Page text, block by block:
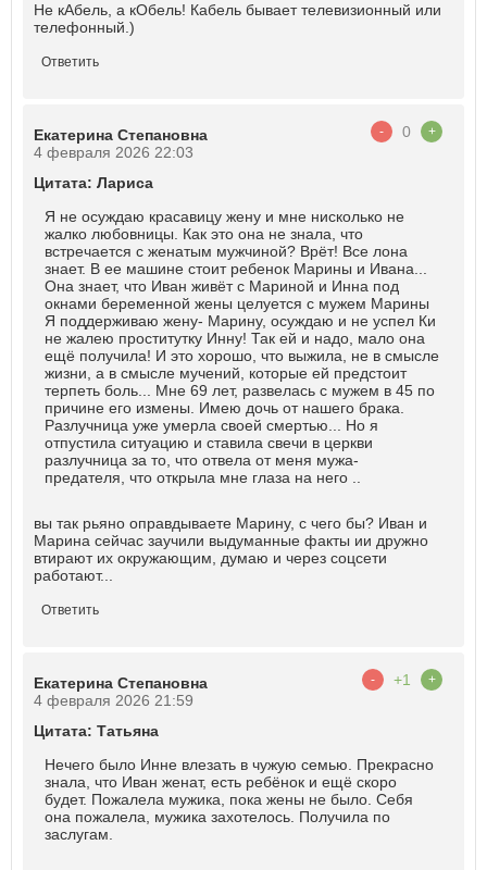
Не кАбель, а кОбель! Кабель бывает телевизионный или
телефонный.)
Ответить
Екатерина Степановна
4 февраля 2026 22:03
- 0 +
Цитата: Лариса
Я не осуждаю красавицу жену и мне нисколько не
жалко любовницы. Как это она не знала, что
встречается с женатым мужчиной? Врёт! Все лона
знает. В ее машине стоит ребенок Марины и Ивана...
Она знает, что Иван живёт с Мариной и Инна под
окнами беременной жены целуется с мужем Марины
Я поддерживаю жену- Марину, осуждаю и не успел Ки
не жалею проститутку Инну! Так ей и надо, мало она
ещё получила! И это хорошо, что выжила, не в смысле
жизни, а в смысле мучений, которые ей предстоит
терпеть боль... Мне 69 лет, развелась с мужем в 45 по
причине его измены. Имею дочь от нашего брака.
Разлучница уже умерла своей смертью... Но я
отпустила ситуацию и ставила свечи в церкви
разлучница за то, что отвела от меня мужа-
предателя, что открыла мне глаза на него ..
вы так рьяно оправдываете Марину, с чего бы? Иван и
Марина сейчас заучили выдуманные факты ии дружно
втирают их окружающим, думаю и через соцсети
работают...
Ответить
Екатерина Степановна
4 февраля 2026 21:59
- +1 +
Цитата: Татьяна
Нечего было Инне влезать в чужую семью. Прекрасно
знала, что Иван женат, есть ребёнок и ещё скоро
будет. Пожалела мужика, пока жены не было. Себя
она пожалела, мужика захотелось. Получила по
заслугам.